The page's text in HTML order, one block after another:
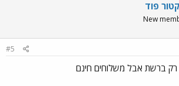
פוד
New
#5
רק ברשת אבל משלוחים חינם